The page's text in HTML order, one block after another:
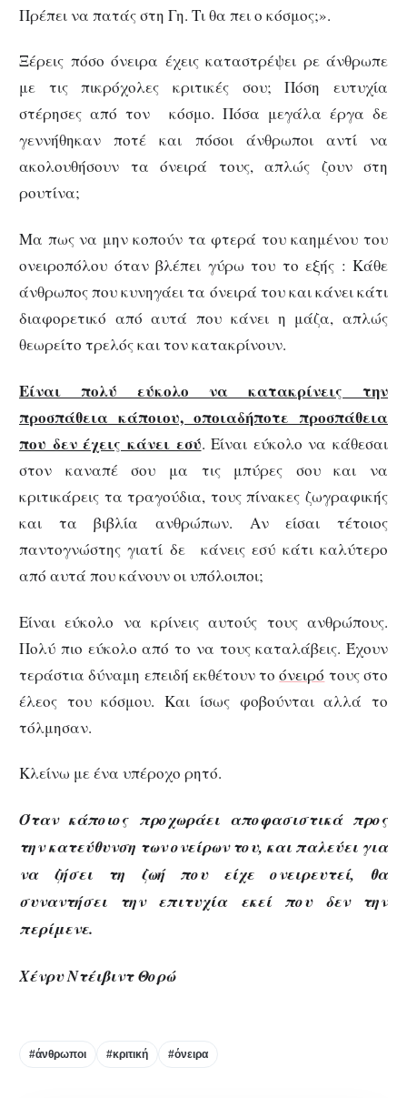
Πρέπει να πατάς στη Γη. Τι θα πει ο κόσμος;».
Ξέρεις πόσο όνειρα έχεις καταστρέψει ρε άνθρωπε
με τις πικρόχολες κριτικές σου; Πόση ευτυχία
στέρησες από τον κόσμο. Πόσα μεγάλα έργα δε
γεννήθηκαν ποτέ και πόσοι άνθρωποι αντί να
ακολουθήσουν τα όνειρά τους, απλώς ζουν στη
ρουτίνα;
Μα πως να μην κοπούν τα φτερά του καημένου του
ονειροπόλου όταν βλέπει γύρω του το εξής : Κάθε
άνθρωπος που κυνηγάει τα όνειρά του και κάνει κάτι
διαφορετικό από αυτά που κάνει η μάζα, απλώς
θεωρείτο τρελός και τον κατακρίνουν.
Είναι πολύ εύκολο να κατακρίνεις την
προσπάθεια κάποιου, οποιαδήποτε προσπάθεια
που δεν έχεις κάνει εσύ. Είναι εύκολο να κάθεσαι
στον καναπέ σου μα τις μπύρες σου και να
κριτικάρεις τα τραγούδια, τους πίνακες ζωγραφικής
και τα βιβλία ανθρώπων. Αν είσαι τέτοιος
παντογνώστης γιατί δε κάνεις εσύ κάτι καλύτερο
από αυτά που κάνουν οι υπόλοιποι;
Είναι εύκολο να κρίνεις αυτούς τους ανθρώπους.
Πολύ πιο εύκολο από το να τους καταλάβεις. Έχουν
τεράστια δύναμη επειδή εκθέτουν τοόνειρό τους στο
έλεος του κόσμου. Και ίσως φοβούνται αλλά το
τόλμησαν.
Κλείνω με ένα υπέροχο ρητό.
Όταν κάποιος προχωράει αποφασιστικά προς
την κατεύθυνση των ονείρων του, και παλεύει για
να ζήσει τη ζωή που είχε ονειρευτεί, θα
συναντήσει την επιτυχία εκεί που δεν την
περίμενε.
Χένρυ Ντέιβιντ Θορώ
#άνθρωποι #κριτική #όνειρα